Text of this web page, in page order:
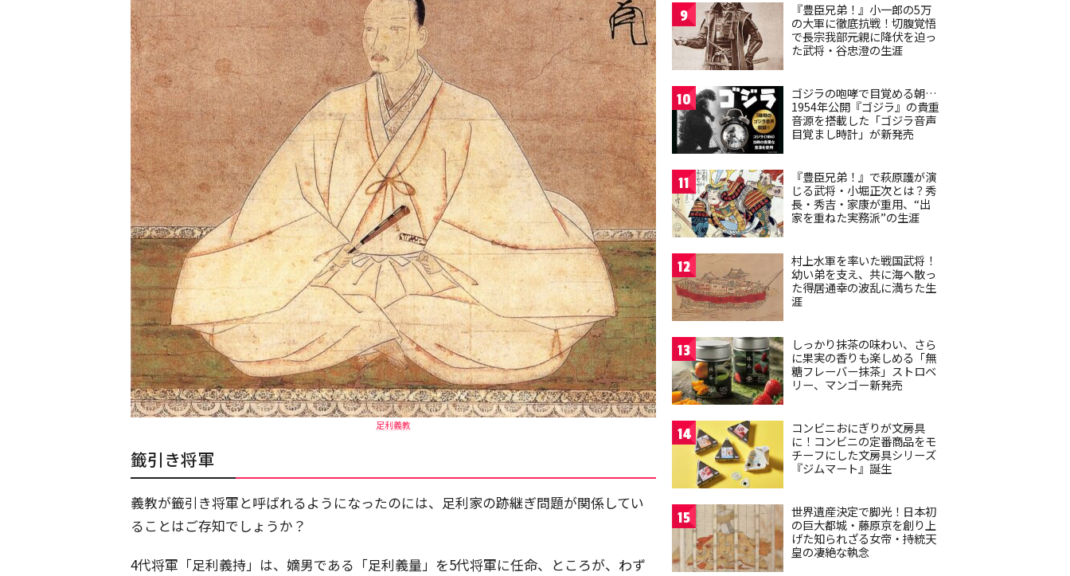
足利義教
籤引き将軍
義教が籤引き将軍と呼ばれるようになったのには、足利家の跡継ぎ問題が関係してい
ることはご存知でしょうか？
4代将軍「足利義持」は、嫡男である「足利義量」を5代将軍に任命、ところが、わず
9
『豊臣兄弟！』小一郎の5万
の大軍に徹底抗戦！切腹覚悟
で長宗我部元親に降伏を迫っ
た武将・谷忠澄の生涯
10
ゴジラの咆哮で目覚める朝…
1954年公開『ゴジラ』の貴重
音源を搭載した「ゴジラ音声
目覚まし時計」が新発売
11
『豊臣兄弟！』で萩原護が演
じる武将・小堀正次とは？秀
長・秀吉・家康が重用、“出
家を重ねた実務派”の生涯
12
村上水軍を率いた戦国武将！
幼い弟を支え、共に海へ散っ
た得居通幸の波乱に満ちた生
涯
13
しっかり抹茶の味わい、さら
に果実の香りも楽しめる「無
糖フレーバー抹茶」ストロベ
リー、マンゴー新発売
14
コンビニおにぎりが文房具
に！コンビニの定番商品をモ
チーフにした文房具シリーズ
『ジムマート』誕生
15
世界遺産決定で脚光！日本初
の巨大都城・藤原京を創り上
げた知られざる女帝・持統天
皇の凄絶な執念